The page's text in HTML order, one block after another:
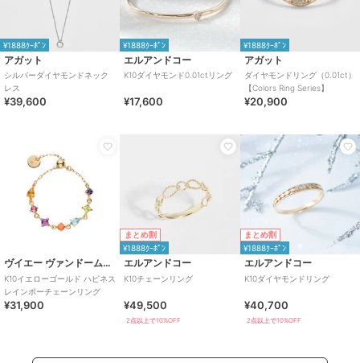
¥1888ｸｰﾎﾟﾝ
アガット
シルバーダイヤモンドネック
レス
¥39,600
¥1888ｸｰﾎﾟﾝ
エルアンドコー
K10ダイヤモンド0.01ctリング
¥17,600
¥1888ｸｰﾎﾟﾝ
アガット
ダイヤモンドリング（0.01ct）
【Colors Ring Series】
¥20,900
ヴイエー ヴァンドーム青山
K10イエローゴールド ハピネス
レインボーチェーンリング
¥31,900
まとめ割
¥1888ｸｰﾎﾟﾝ
エルアンドコー
K10チェーンリング
¥49,500
2点以上で10%OFF
まとめ割
¥1888ｸｰﾎﾟﾝ
エルアンドコー
K10ダイヤモンドリング
¥40,700
2点以上で10%OFF